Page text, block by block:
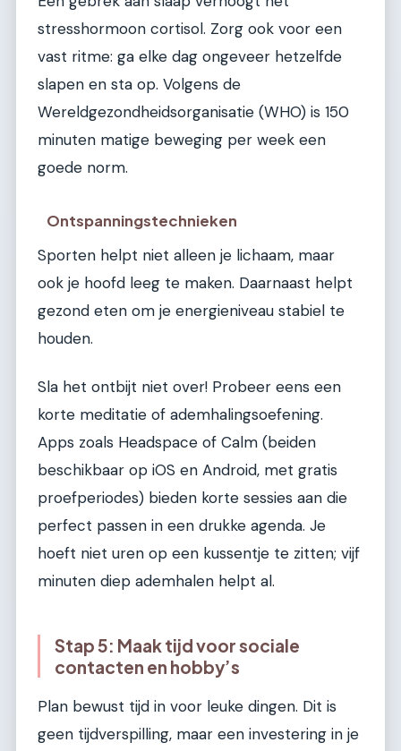
stresshormoon cortisol. Zorg ook voor een
vast ritme: ga elke dag ongeveer hetzelfde
slapen en sta op. Volgens de
Wereldgezondheidsorganisatie (WHO) is 150
minuten matige beweging per week een
goede norm.
Ontspanningstechnieken
Sporten helpt niet alleen je lichaam, maar
ook je hoofd leeg te maken. Daarnaast helpt
gezond eten om je energieniveau stabiel te
houden.
Sla het ontbijt niet over! Probeer eens een
korte meditatie of ademhalingsoefening.
Apps zoals Headspace of Calm (beiden
beschikbaar op iOS en Android, met gratis
proefperiodes) bieden korte sessies aan die
perfect passen in een drukke agenda. Je
hoeft niet uren op een kussentje te zitten; vijf
minuten diep ademhalen helpt al.
Stap 5: Maak tijd voor sociale
contacten en hobby’s
Plan bewust tijd in voor leuke dingen. Dit is
geen tijdverspilling, maar een investering in je